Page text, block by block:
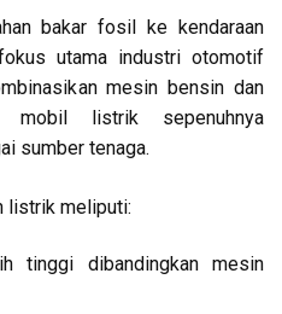
bakar fosil ke kendaraan
utama industri otomotif
mesin bensin dan
mobil listrik sepenuhnya
sumber tenaga.
listrik meliputi:
tinggi dibandingkan mesin